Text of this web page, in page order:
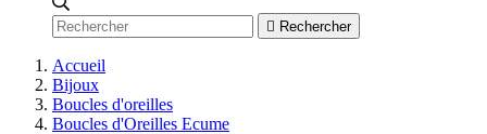
 Rechercher
Accueil
Bijoux
Boucles d'oreilles
Boucles d'Oreilles Ecume